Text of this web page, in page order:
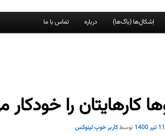
اِشکال‌ها (باگ‌ها) درباره تماس با ما
کارهایتان را خودکار
11 تیر 1400 توسطکاربر خوبِ لینوکس